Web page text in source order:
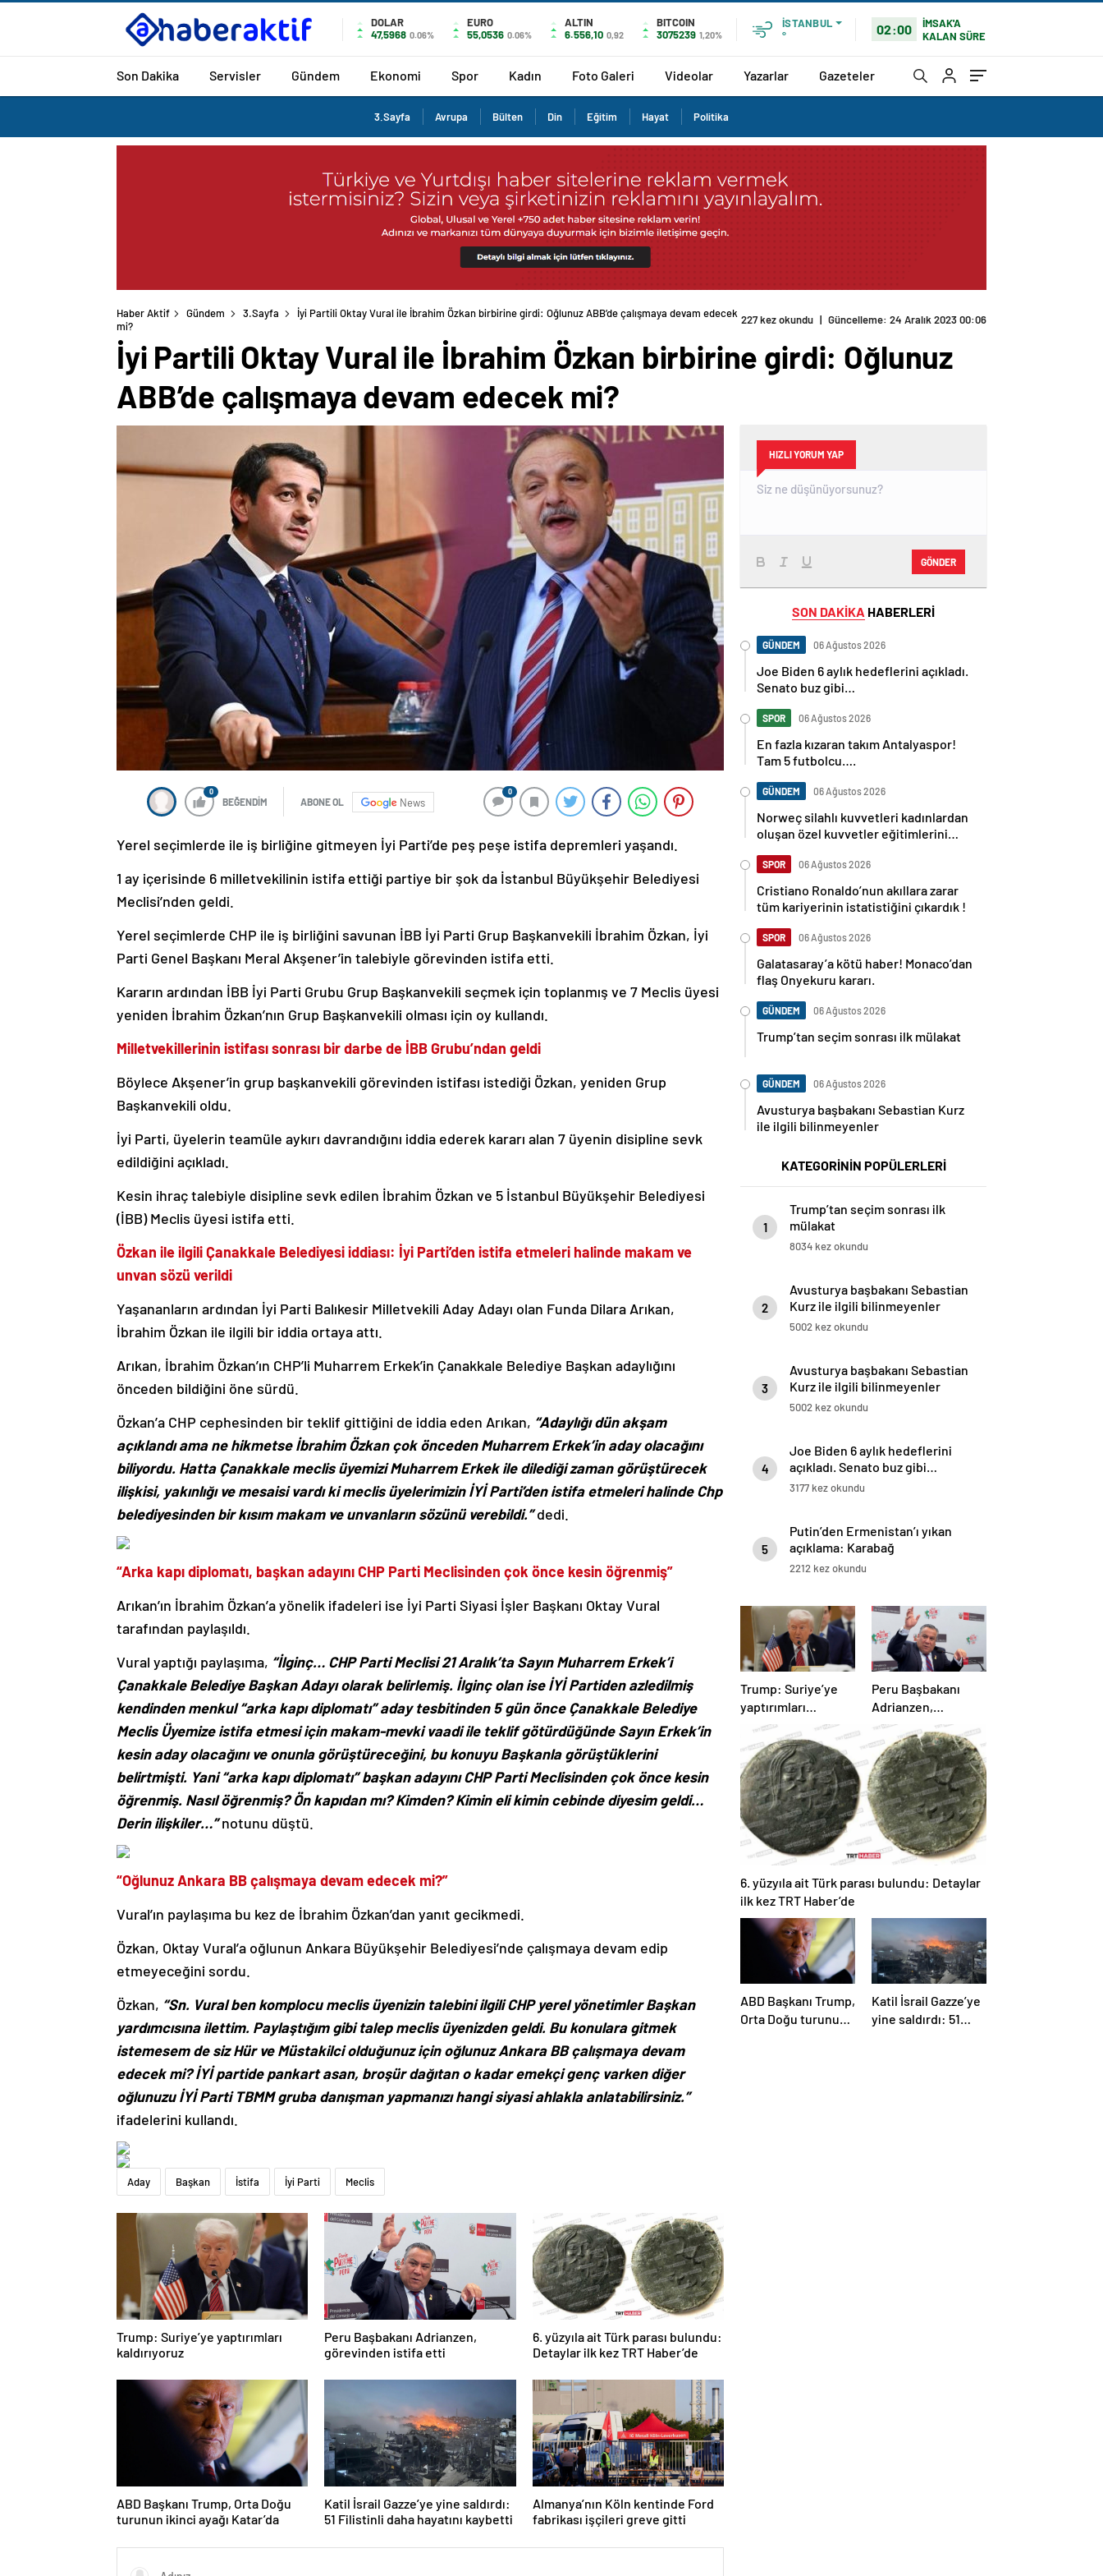
DOLAR
47,5968 0.06%
EURO
55,0536 0.06%
ALTIN
6.556,10 0,92
BITCOIN
3075239 1,20%
İSTANBUL
°
02:00
İMSAK'A
KALAN SÜRE
Son Dakika Servisler Gündem Ekonomi Spor Kadın Foto Galeri Videolar Yazarlar Gazeteler
3.Sayfa Avrupa Bülten Din Eğitim Hayat Politika
Haber Aktif Gündem 3.Sayfa İyi Partili Oktay Vural ile İbrahim Özkan birbirine girdi: Oğlunuz ABB’de çalışmaya devam edecek mi?
İyi Partili Oktay Vural ile İbrahim Özkan birbirine girdi: Oğlunuz
ABB’de çalışmaya devam edecek mi?
News
Meclisi’nden geldi.
Parti Genel Başkanı Meral Akşener’in talebiyle görevinden istifa etti.
yeniden İbrahim Özkan’nın Grup Başkanvekili olması için oy kullandı.
Başkanvekili oldu.
edildiğini açıkladı.
(İBB) Meclis üyesi istifa etti.
unvan sözü verildi
İbrahim Özkan ile ilgili bir iddia ortaya attı.
önceden bildiğini öne sürdü.
açıklandı ama ne hikmetse İbrahim Özkan çok önceden Muharrem Erkek’in aday olacağını
biliyordu. Hatta Çanakkale meclis üyemizi Muharrem Erkek ile dilediği zaman görüştürecek
ilişkisi, yakınlığı ve mesaisi vardı ki meclis üyelerimizin İYİ Parti’den istifa etmeleri halinde Chp
belediyesinden bir kısım makam ve unvanların sözünü verebildi.”dedi.
tarafından paylaşıldı.
Çanakkale Belediye Başkan Adayı olarak belirlemiş. İlginç olan ise İYİ Partiden azledilmiş
kendinden menkul “arka kapı diplomatı” aday tesbitinden 5 gün önce Çanakkale Belediye
Meclis Üyemize istifa etmesi için makam-mevki vaadi ile teklif götürdüğünde Sayın Erkek’in
kesin aday olacağını ve onunla görüştüreceğini, bu konuyu Başkanla görüştüklerini
belirtmişti. Yani “arka kapı diplomatı” başkan adayını CHP Parti Meclisinden çok önce kesin
öğrenmiş. Nasıl öğrenmiş? Ön kapıdan mı? Kimden? Kimin eli kimin cebinde diyesim geldi…
Derin ilişkiler…”notunu düştü.
etmeyeceğini sordu.
yardımcısına ilettim. Paylaştığım gibi talep meclis üyenizden geldi. Bu konulara gitmek
istemesem de siz Hür ve Müstakilci olduğunuz için oğlunuz Ankara BB çalışmaya devam
edecek mi? İYİ partide pankart asan, broşür dağıtan o kadar emekçi genç varken diğer
oğlunuzu İYİ Parti TBMM gruba danışman yapmanızı hangi siyasi ahlakla anlatabilirsiniz.”
ifadelerini kullandı.
Aday Başkan İstifa İyi Parti Meclis
Trump: Suriye’ye yaptırımları
kaldırıyoruz
Peru Başbakanı Adrianzen,
görevinden istifa etti
6. yüzyıla ait Türk parası bulundu:
Detaylar ilk kez TRT Haber’de
ABD Başkanı Trump, Orta Doğu
turunun ikinci ayağı Katar’da
Katil İsrail Gazze’ye yine saldırdı:
51 Filistinli daha hayatını kaybetti
Almanya’nın Köln kentinde Ford
fabrikası işçileri greve gitti
HIZLI YORUM YAP
GÖNDER
Joe Biden 6 aylık hedeflerini açıkladı.
Senato buz gibi…
En fazla kızaran takım Antalyaspor!
Tam 5 futbolcu….
Norweç silahlı kuvvetleri kadınlardan
oluşan özel kuvvetler eğitimlerini
başlattı.
Cristiano Ronaldo’nun akıllara zarar
tüm kariyerinin istatistiğini çıkardık !
Galatasaray’a kötü haber! Monaco’dan
flaş Onyekuru kararı.
Trump’tan seçim sonrası ilk mülakat
Avusturya başbakanı Sebastian Kurz
ile ilgili bilinmeyenler
1
mülakat
8034 kez okundu
2
Kurz ile ilgili bilinmeyenler
5002 kez okundu
3
Kurz ile ilgili bilinmeyenler
5002 kez okundu
4
açıkladı. Senato buz gibi…
3177 kez okundu
5
açıklama: Karabağ
Azerbaycan’ın ayrılmaz bir
parçasıdır!
2212 kez okundu
Trump: Suriye’ye
yaptırımları
kaldırıyoruz
Peru Başbakanı
Adrianzen,
görevinden istifa
etti
6. yüzyıla ait Türk parası bulundu: Detaylar
ilk kez TRT Haber’de
ABD Başkanı Trump,
Orta Doğu turunun
ikinci ayağı Katar’da
Katil İsrail Gazze’ye
yine saldırdı: 51
Filistinli daha